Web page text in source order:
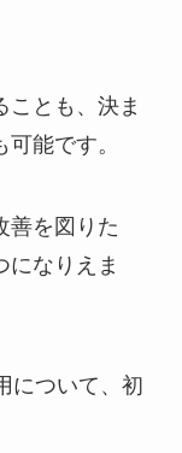
ことも、決ま
能です。
善を図りた
になりえま
について、初